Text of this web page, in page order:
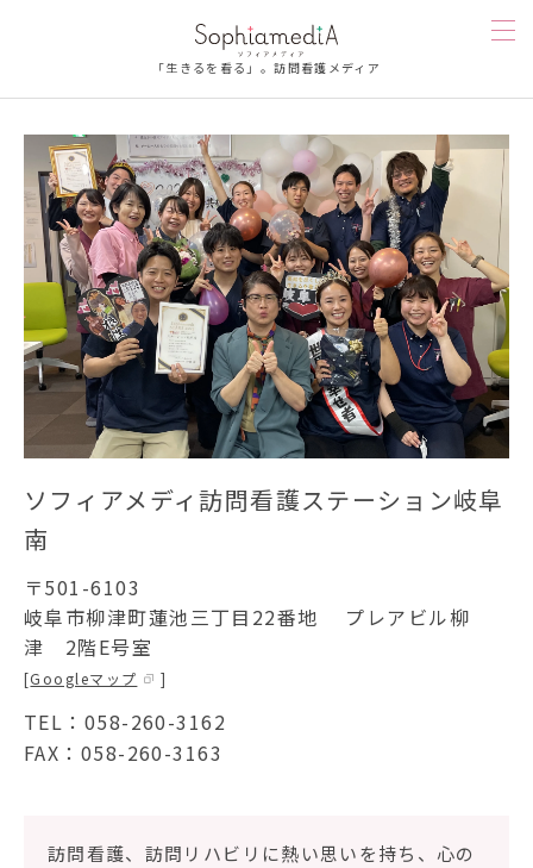
「生きるを看る」。訪問看護メディア
訪問看護を知る
人を知る
漫画
お楽しみ
お悩み相談
ソフィアメディアについて
訪問看護ステーション一覧
採用情報
ソフィアメディ訪問看護ステーション岐阜
南
〒501-6103
岐阜市柳津町蓮池三丁目22番地 プレアビル柳
津 2階E号室
[Googleマップ ]
TEL： 058-260-3162
FAX：058-260-3163
訪問看護、訪問リハビリに熱い思いを持ち、心の